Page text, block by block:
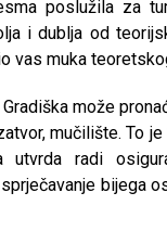
poslužila za
i dublja od
vas muka
može
mučilište. To
radi
bijega